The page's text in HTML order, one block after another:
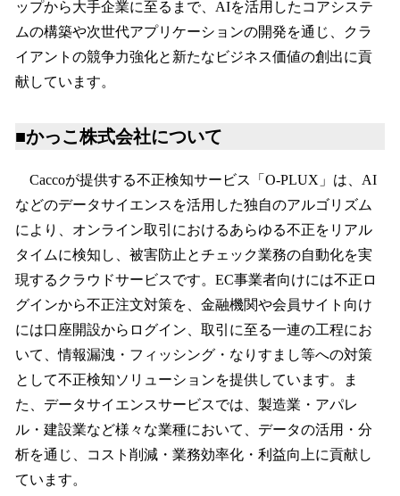
ップから大手企業に至るまで、AIを活用したコアシステ
ムの構築や次世代アプリケーションの開発を通じ、クラ
イアントの競争力強化と新たなビジネス価値の創出に貢
献しています。
■かっこ株式会社について
Caccoが提供する不正検知サービス「O-PLUX」は、AI
などのデータサイエンスを活用した独自のアルゴリズム
により、オンライン取引におけるあらゆる不正をリアル
タイムに検知し、被害防止とチェック業務の自動化を実
現するクラウドサービスです。EC事業者向けには不正ロ
グインから不正注文対策を、金融機関や会員サイト向け
には口座開設からログイン、取引に至る一連の工程にお
いて、情報漏洩・フィッシング・なりすまし等への対策
として不正検知ソリューションを提供しています。ま
た、データサイエンスサービスでは、製造業・アパレ
ル・建設業など様々な業種において、データの活用・分
析を通じ、コスト削減・業務効率化・利益向上に貢献し
ています。